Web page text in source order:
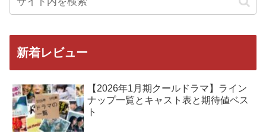
新着レビュー
【2026年1月期クールドラマ】ライン
ナップ一覧とキャスト表と期待値ベス
ト